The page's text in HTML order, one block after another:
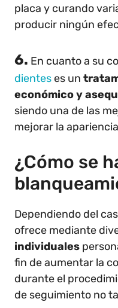
placa y curando
producir ningún
6. En cuanto a su
dientes es un
económico y
siendo una de las
mejorar la
¿Cómo se
Dependiendo del
ofrece mediante
individuales
fin de aumentar la
durante el
de seguimiento no